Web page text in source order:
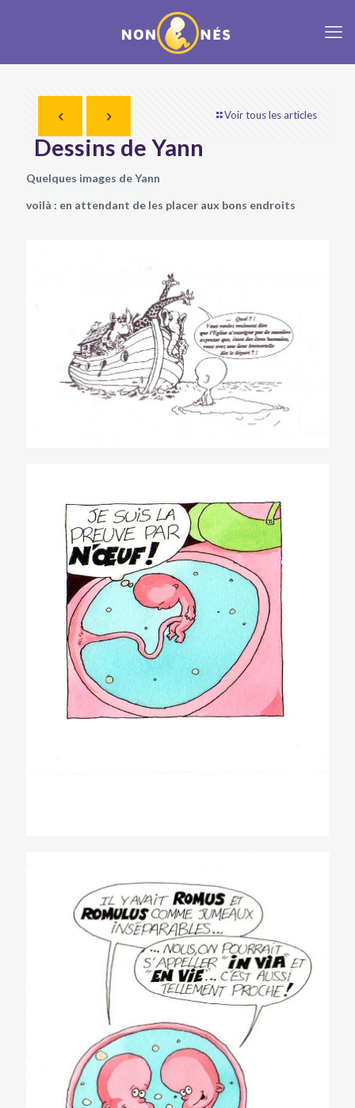
Voir tous les articles
Dessins de Yann
Quelques images de Yann
voilà : en attendant de les placer aux bons endroits